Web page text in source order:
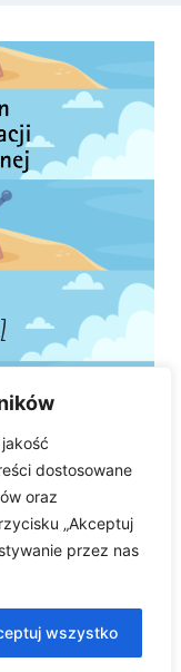
dostosowane
oraz
„Akceptuj
przez nas
wszystko